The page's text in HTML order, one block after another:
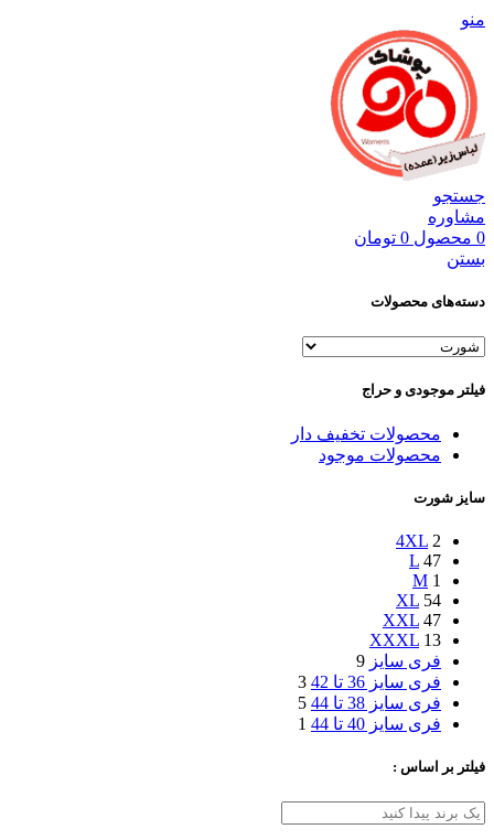
منو
جستجو
مشاوره
0 محصول 0 تومان
بستن
دسته‌های محصولات
فیلتر موجودی و حراج
محصولات تخفیف دار
محصولات موجود
سایز شورت
4XL 2
L 47
M 1
XL 54
XXL 47
XXXL 13
فری سایز 9
فری سایز 36 تا 42
3
فری سایز 38 تا 44
5
فری سایز 40 تا 44
1
فیلتر بر اساس :